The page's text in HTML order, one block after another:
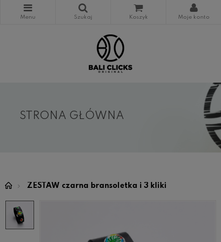
STRONA GŁÓWNA
ZESTAW czarna bransoletka i 3 kliki